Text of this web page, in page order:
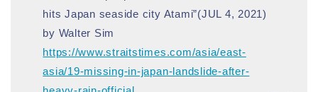
hits Japan seaside city Atami”(JUL 4, 2021)
by Walter Sim
https://www.straitstimes.com/asia/east-
asia/19-missing-in-japan-landslide-after-